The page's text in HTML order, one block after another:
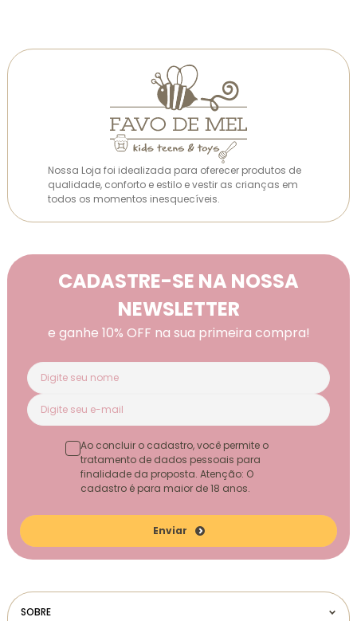
Nossa Loja foi idealizada para oferecer produtos de
qualidade, conforto e estilo e vestir as crianças em
todos os momentos inesquecíveis.
CADASTRE-SE NA NOSSA
NEWSLETTER
e ganhe 10% OFF na sua primeira compra!
Enviar
Ao concluir o cadastro, você permite o
tratamento de dados pessoais para
finalidade da proposta. Atenção: O
cadastro é para maior de 18 anos.
SOBRE